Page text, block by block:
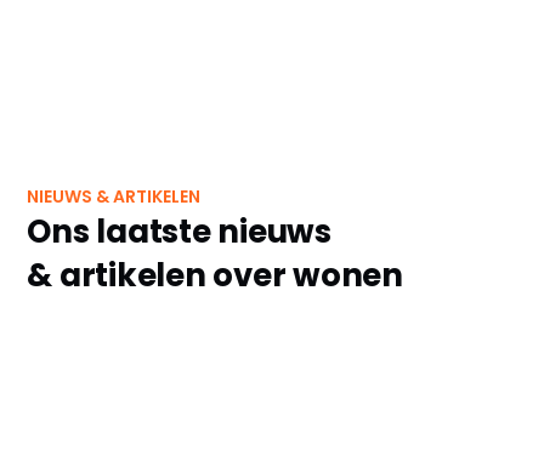
NIEUWS & ARTIKELEN
Ons laatste nieuws
& artikelen over wonen